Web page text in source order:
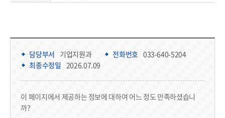
담당부서 정보 & 컨텐츠 만족도 조사 & 공공저작물 자유이용 허락 표시
담당부서 기업지원과 전화번호 033-640-5204
최종수정일 2026.07.09
이 페이지에서 제공하는 정보에 대하여 어느 정도 만족하셨습니
까?